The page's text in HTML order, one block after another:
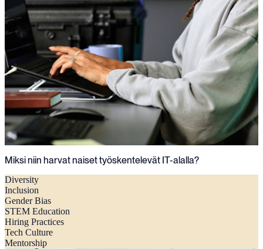
Miksi niin harvat naiset työskentelevät IT-alalla?
Diversity
Inclusion
Gender Bias
STEM Education
Hiring Practices
Tech Culture
Mentorship